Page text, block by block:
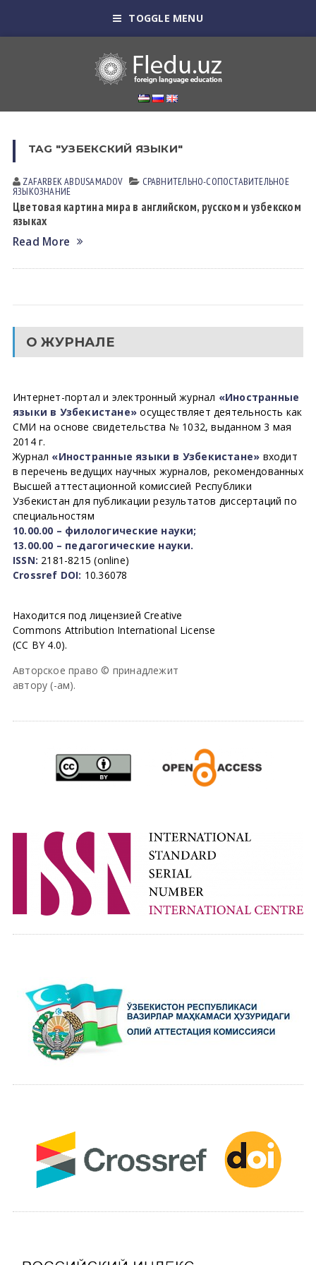
TOGGLE MENU
TAG "УЗБЕКСКИЙ ЯЗЫКИ"
ZAFARBEK АBDUSАMАDOV СРАВНИТЕЛЬНО-СОПОСТАВИТЕЛЬНОЕ
ЯЗЫКОЗНАНИЕ
Цветовая картина мира в английском, русском и узбекском
языках
Read More
О ЖУРНАЛЕ
Интернет-портал и электронный журнал «Иностранные
языки в Узбекистане» осуществляет деятельность как
СМИ на основе свидетельства № 1032, выданном 3 мая
2014 г.
Журнал «Иностранные языки в Узбекистане» входит
в перечень ведущих научных журналов, рекомендованных
Высшей аттестационной комиссией Республики
Узбекистан для публикации результатов диссертаций по
специальностям
10.00.00 – филологические науки;
13.00.00 – педагогические науки.
ISSN: 2181-8215 (online)
Crossref DOI: 10.36078
Находится под лицензией Creative
Commons Attribution International License
(CC BY 4.0).
Авторское право © принадлежит
автору (-ам).